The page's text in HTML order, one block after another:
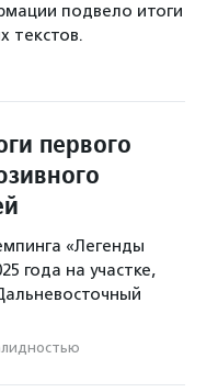
подвело итоги
текстов.
первого
«Легенды
года на участке,